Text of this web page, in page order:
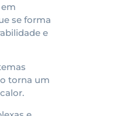
se forma
e
torna um